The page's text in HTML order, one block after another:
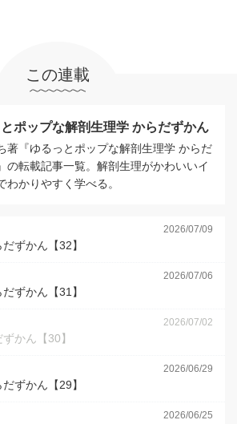
この連載
ポップな解剖生理学 からだずかん
著『ゆるっとポップな解剖生理学 からだ
の転載記事一覧。解剖生理がかわいいイ
わかりやすく学べる。
2026/07/09
ずかん【32】
2026/07/06
ずかん【31】
2026/07/02
かん【30】
2026/06/29
ずかん【29】
2026/06/25